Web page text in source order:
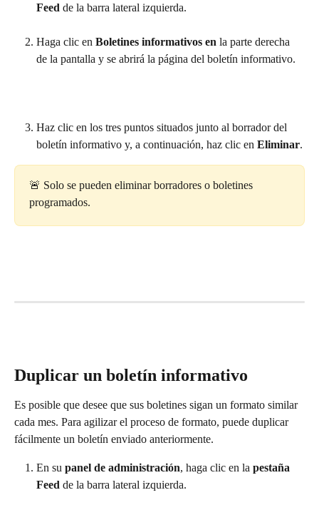
Feed de la barra lateral izquierda.
Haga clic en Boletines informativos en la parte derecha
de la pantalla y se abrirá la página del boletín informativo.
Haz clic en los tres puntos situados junto al borrador del
boletín informativo y, a continuación, haz clic en Eliminar.
🚨 Solo se pueden eliminar borradores o boletines
programados.
Duplicar un boletín informativo
Es posible que desee que sus boletines sigan un formato similar
cada mes. Para agilizar el proceso de formato, puede duplicar
fácilmente un boletín enviado anteriormente.
En su panel de administración, haga clic en la pestaña
Feed de la barra lateral izquierda.